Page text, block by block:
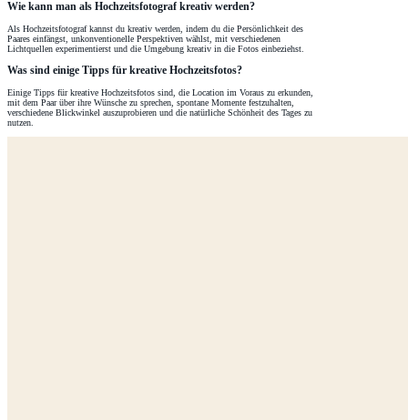
Wie kann man als Hochzeitsfotograf kreativ werden?
Als Hochzeitsfotograf kannst du kreativ werden, indem du die Persönlichkeit des
Paares einfängst, unkonventionelle Perspektiven wählst, mit verschiedenen
Lichtquellen experimentierst und die Umgebung kreativ in die Fotos einbeziehst.
Was sind einige Tipps für kreative Hochzeitsfotos?
Einige Tipps für kreative Hochzeitsfotos sind, die Location im Voraus zu erkunden,
mit dem Paar über ihre Wünsche zu sprechen, spontane Momente festzuhalten,
verschiedene Blickwinkel auszuprobieren und die natürliche Schönheit des Tages zu
nutzen.